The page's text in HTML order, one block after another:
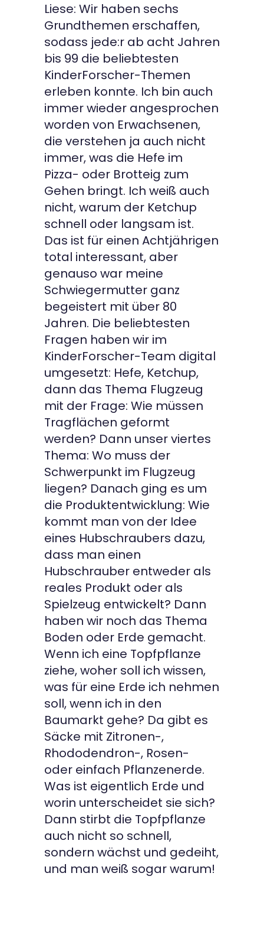
Liese: Wir haben sechs
Grundthemen erschaffen,
sodass jede:r ab acht Jahren
bis 99 die beliebtesten
KinderForscher-Themen
erleben konnte. Ich bin auch
immer wieder angesprochen
worden von Erwachsenen,
die verstehen ja auch nicht
immer, was die Hefe im
Pizza- oder Brotteig zum
Gehen bringt. Ich weiß auch
nicht, warum der Ketchup
schnell oder langsam ist.
Das ist für einen Achtjährigen
total interessant, aber
genauso war meine
Schwiegermutter ganz
begeistert mit über 80
Jahren. Die beliebtesten
Fragen haben wir im
KinderForscher-Team digital
umgesetzt: Hefe, Ketchup,
dann das Thema Flugzeug
mit der Frage: Wie müssen
Tragflächen geformt
werden? Dann unser viertes
Thema: Wo muss der
Schwerpunkt im Flugzeug
liegen? Danach ging es um
die Produktentwicklung: Wie
kommt man von der Idee
eines Hubschraubers dazu,
dass man einen
Hubschrauber entweder als
reales Produkt oder als
Spielzeug entwickelt? Dann
haben wir noch das Thema
Boden oder Erde gemacht.
Wenn ich eine Topfpflanze
ziehe, woher soll ich wissen,
was für eine Erde ich nehmen
soll, wenn ich in den
Baumarkt gehe? Da gibt es
Säcke mit Zitronen-,
Rhododendron-, Rosen-
oder einfach Pflanzenerde.
Was ist eigentlich Erde und
worin unterscheidet sie sich?
Dann stirbt die Topfpflanze
auch nicht so schnell,
sondern wächst und gedeiht,
und man weiß sogar warum!